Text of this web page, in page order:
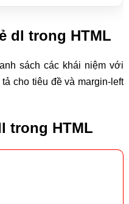
dl trong HTML
sách các khái niệm với
cho tiêu đề và margin-left
trong HTML